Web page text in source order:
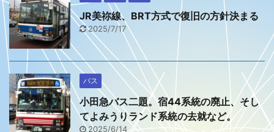
JR美祢線、BRT方式で復旧の方針決まる
2025/7/17
バス
小田急バス二題。宿44系統の廃止、そし
てよみうりランド系統の去就など。
2025/6/14